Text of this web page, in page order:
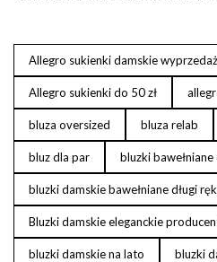
Allegro sukienki damskie wyprzedaż
Allegro sukienki do 50 zł
bluza oversized bluza relab
bluz dla par bluzki
bluzki damskie bawełniane długi
Bluzki damskie eleganckie
bluzki damskie na lato bluzki